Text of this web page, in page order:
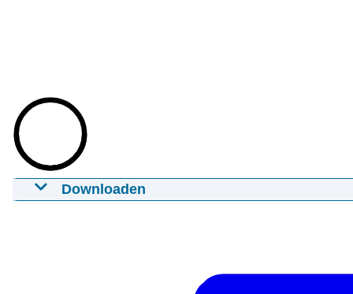
Downloaden